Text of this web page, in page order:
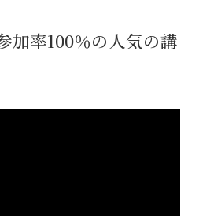
加率100％の人気の講